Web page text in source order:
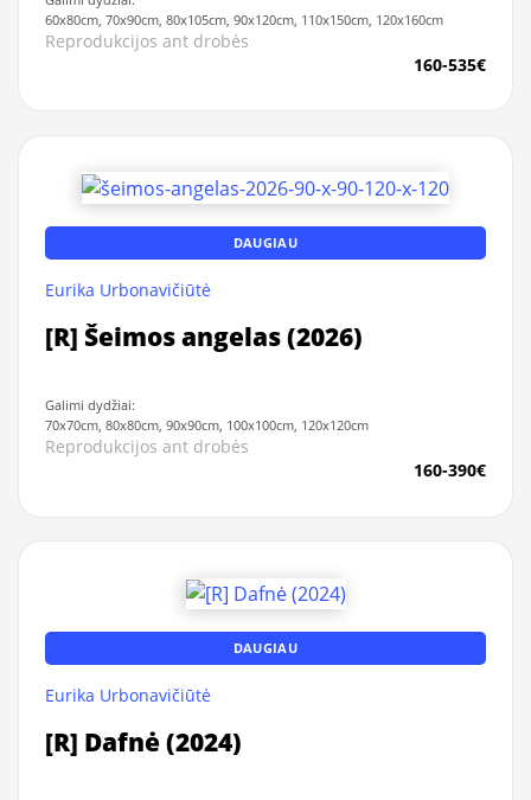
60x80cm, 70x90cm, 80x105cm, 90x120cm, 110x150cm, 120x160cm
Reprodukcijos ant drobės
160-535€
DAUGIAU
Eurika Urbonavičiūtė
[R] Šeimos angelas (2026)
Galimi dydžiai:
70x70cm, 80x80cm, 90x90cm, 100x100cm, 120x120cm
Reprodukcijos ant drobės
160-390€
DAUGIAU
Eurika Urbonavičiūtė
[R] Dafnė (2024)